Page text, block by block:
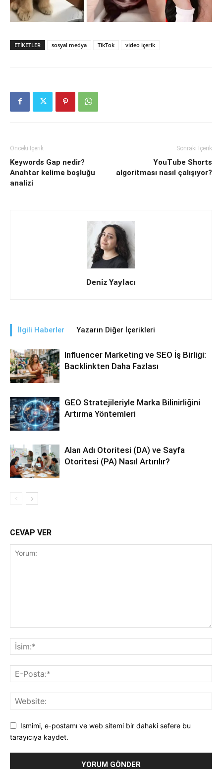
ETIKETLER sosyal medya TikTok video içerik
Önceki İçerik
Keywords Gap nedir?
Anahtar kelime boşluğu
analizi
Sonraki İçerik
YouTube Shorts
algoritması nasıl çalışıyor?
Deniz Yaylacı
İlgili Haberler Yazarın Diğer İçerikleri
Influencer Marketing ve SEO İş Birliği:
Backlinkten Daha Fazlası
GEO Stratejileriyle Marka Bilinirliğini
Artırma Yöntemleri
Alan Adı Otoritesi (DA) ve Sayfa
Otoritesi (PA) Nasıl Artırılır?
CEVAP VER
Ismimi, e-postamı ve web sitemi bir dahaki sefere bu
tarayıcıya kaydet.